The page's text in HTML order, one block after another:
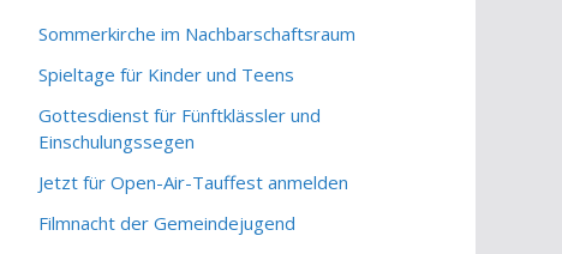
Sommerkirche im Nachbarschaftsraum
Spieltage für Kinder und Teens
Gottesdienst für Fünftklässler und
Einschulungssegen
Jetzt für Open-Air-Tauffest anmelden
Filmnacht der Gemeindejugend